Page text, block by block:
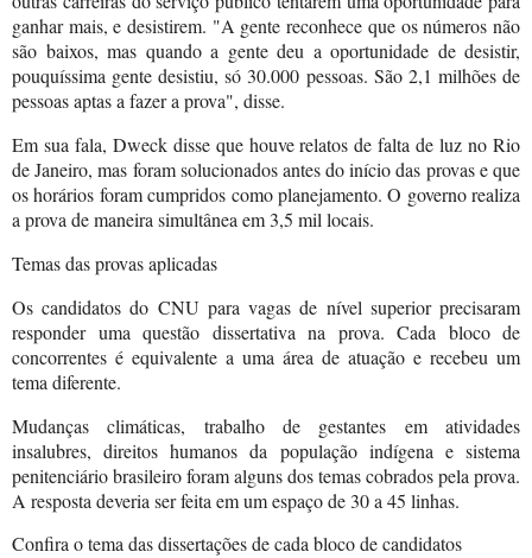
ganhar mais, e desistirem. "A gente reconhece que os números não
são baixos, mas quando a gente deu a oportunidade de desistir,
pouquíssima gente desistiu, só 30.000 pessoas. São 2,1 milhões de
pessoas aptas a fazer a prova", disse.
Em sua fala, Dweck disse que houve relatos de falta de luz no Rio
de Janeiro, mas foram solucionados antes do início das provas e que
os horários foram cumpridos como planejamento. O governo realiza
a prova de maneira simultânea em 3,5 mil locais.
Temas das provas aplicadas
Os candidatos do CNU para vagas de nível superior precisaram
responder uma questão dissertativa na prova. Cada bloco de
concorrentes é equivalente a uma área de atuação e recebeu um
tema diferente.
Mudanças climáticas, trabalho de gestantes em atividades
insalubres, direitos humanos da população indígena e sistema
penitenciário brasileiro foram alguns dos temas cobrados pela prova.
A resposta deveria ser feita em um espaço de 30 a 45 linhas.
Confira o tema das dissertações de cada bloco de candidatos